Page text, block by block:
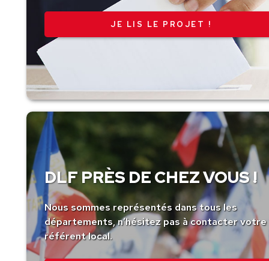
JE LIS LE PROJET !
DLF PRÈS DE CHEZ VOUS !
Nous sommes représentés dans tous les
départements, n’hésitez pas à contacter votre
référent local.